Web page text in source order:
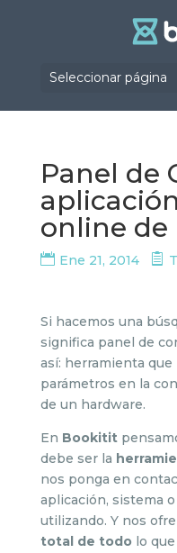
Seleccionar página
Panel de
online
Ene 21, 2014
Si hacemos una
significa panel de
así: herramienta
parámetros en la
de un hardware.
En Bookitit
debe ser la
nos ponga en
aplicación, sistema
utilizando. Y nos
total de todo lo